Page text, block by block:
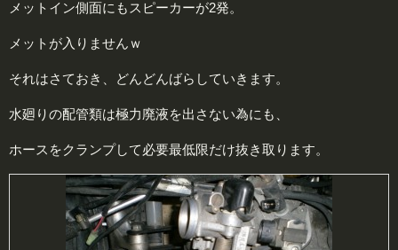
メットイン側面にもスピーカーが2発。
メットが入りませんｗ
それはさておき、どんどんばらしていきます。
水廻りの配管類は極力廃液を出さない為にも、
ホースをクランプして必要最低限だけ抜き取ります。